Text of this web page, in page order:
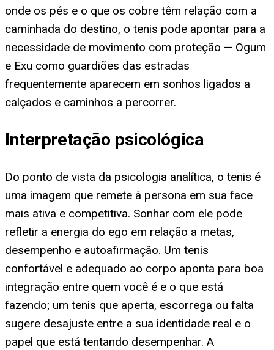
onde os pés e o que os cobre têm relação com a
caminhada do destino, o tenis pode apontar para a
necessidade de movimento com proteção — Ogum
e Exu como guardiões das estradas
frequentemente aparecem em sonhos ligados a
calçados e caminhos a percorrer.
Interpretação psicológica
Do ponto de vista da psicologia analítica, o tenis é
uma imagem que remete à persona em sua face
mais ativa e competitiva. Sonhar com ele pode
refletir a energia do ego em relação a metas,
desempenho e autoafirmação. Um tenis
confortável e adequado ao corpo aponta para boa
integração entre quem você é e o que está
fazendo; um tenis que aperta, escorrega ou falta
sugere desajuste entre a sua identidade real e o
papel que está tentando desempenhar. A